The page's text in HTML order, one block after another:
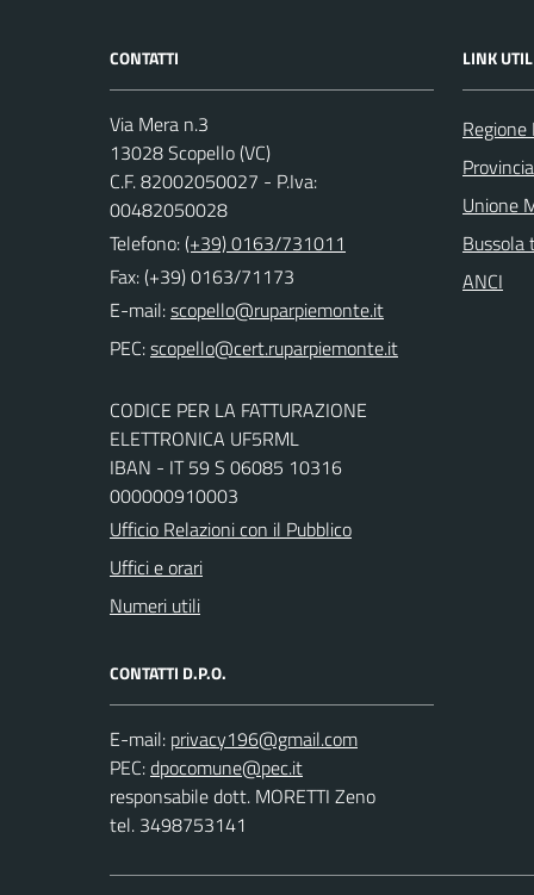
CONTATTI
Via Mera n.3
13028 Scopello (VC)
C.F. 82002050027 - P.Iva:
00482050028
Telefono:(+39) 0163/731011
Fax: (+39) 0163/71173
E-mail:
PEC:
CODICE PER LA FATTURAZIONE
ELETTRONICA UF5RML
IBAN - IT 59 S 06085 10316
000000910003
Ufficio Relazioni con il Pubblico
Uffici e orari
Numeri utili
CONTATTI D.P.O.
E-mail:
PEC:
responsabile dott. MORETTI Zeno
tel. 3498753141
LINK
Unione
Bussola
ANCI